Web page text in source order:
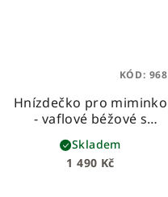
Hnízdečko pro miminko
- vaflové béžové s
1 490 Kč
Skladem
KÓD: 968